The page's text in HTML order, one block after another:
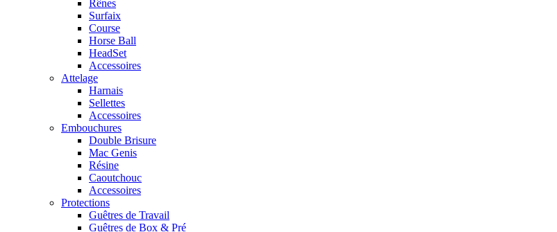
Rênes
Surfaix
Course
Horse Ball
HeadSet
Accessoires
Attelage
Harnais
Sellettes
Accessoires
Embouchures
Double Brisure
Mac Genis
Résine
Caoutchouc
Accessoires
Protections
Guêtres de Travail
Guêtres de Box & Pré